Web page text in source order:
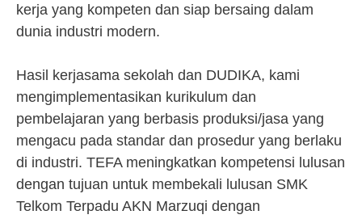
kerja yang kompeten dan siap bersaing dalam
dunia industri modern.
Hasil kerjasama sekolah dan DUDIKA, kami
mengimplementasikan kurikulum dan
pembelajaran yang berbasis produksi/jasa yang
mengacu pada standar dan prosedur yang berlaku
di industri. TEFA meningkatkan kompetensi lulusan
dengan tujuan untuk membekali lulusan SMK
Telkom Terpadu AKN Marzuqi dengan